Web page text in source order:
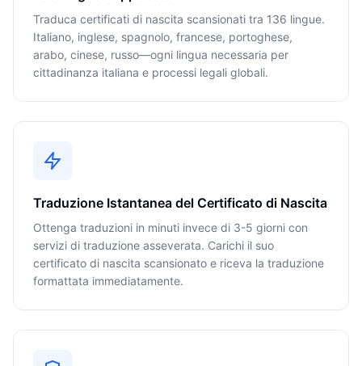
Traduca certificati di nascita scansionati tra 136 lingue.
Italiano, inglese, spagnolo, francese, portoghese,
arabo, cinese, russo—ogni lingua necessaria per
cittadinanza italiana e processi legali globali.
Traduzione Istantanea del Certificato di Nascita
Ottenga traduzioni in minuti invece di 3-5 giorni con
servizi di traduzione asseverata. Carichi il suo
certificato di nascita scansionato e riceva la traduzione
formattata immediatamente.